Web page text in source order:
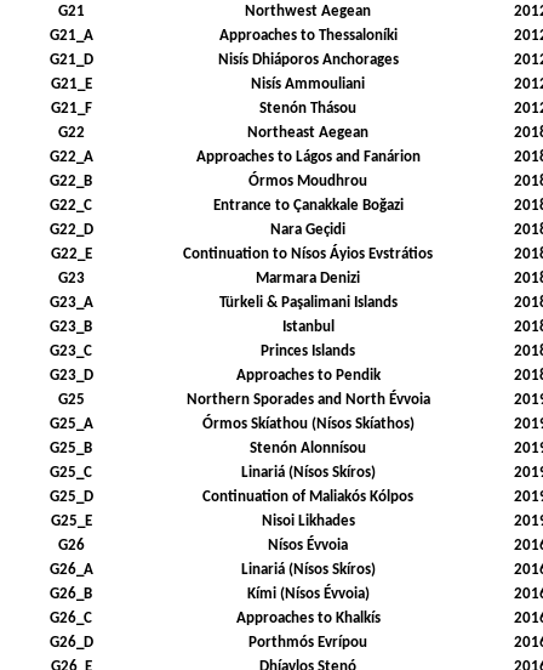
G21
Northwest Aegean
G21_A
Approaches to Thessaloníki
G21_D
Nisís Dhiáporos Anchorages
G21_E
Nisís Ammouliani
G21_F
Stenón Thásou
G22
Northeast Aegean
G22_A
Approaches to Lágos and Fanárion
G22_B
Órmos Moudhrou
G22_C
Entrance to Çanakkale Boğazi
G22_D
Nara Geçidi
G22_E
Continuation to Nísos Áyios Evstrátios
G23
Marmara Denizi
G23_A
Türkeli & Paşalimani Islands
G23_B
Istanbul
G23_C
Princes Islands
G23_D
Approaches to Pendik
G25
Northern Sporades and North Évvoia
G25_A
Órmos Skíathou (Nísos Skíathos)
G25_B
Stenón Alonnísou
G25_C
Linariá (Nísos Skíros)
G25_D
Continuation of Maliakós Kólpos
G25_E
Nisoi Likhades
G26
Nísos Évvoia
G26_A
Linariá (Nísos Skíros)
G26_B
Kími (Nísos Évvoia)
G26_C
Approaches to Khalkís
G26_D
Porthmós Evrípou